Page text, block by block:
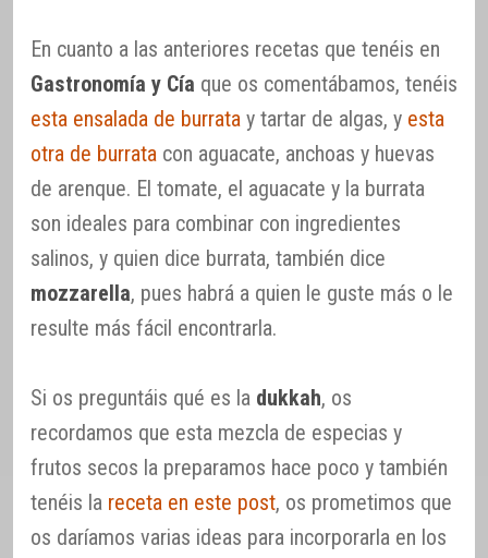
En cuanto a las anteriores recetas que tenéis en
Gastronomía y Cía que os comentábamos, tenéis
esta ensalada de burrata y tartar de algas, y esta
otra de burrata con aguacate, anchoas y huevas
de arenque. El tomate, el aguacate y la burrata
son ideales para combinar con ingredientes
salinos, y quien dice burrata, también dice
mozzarella, pues habrá a quien le guste más o le
resulte más fácil encontrarla.
Si os preguntáis qué es la dukkah, os
recordamos que esta mezcla de especias y
frutos secos la preparamos hace poco y también
tenéis la receta en este post, os prometimos que
os daríamos varias ideas para incorporarla en los